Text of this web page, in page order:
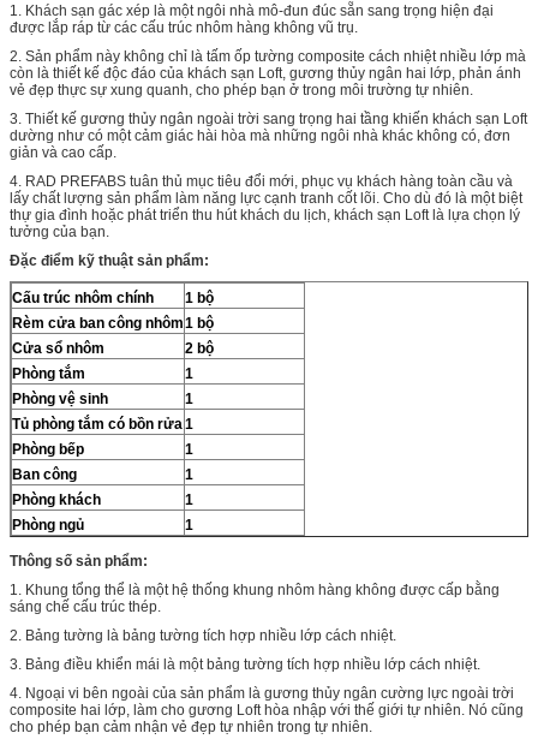
1. Khách sạn gác xép là một ngôi nhà mô-đun đúc sẵn sang trọng hiện đại
được lắp ráp từ các cấu trúc nhôm hàng không vũ trụ.
2. Sản phẩm này không chỉ là tấm ốp tường composite cách nhiệt nhiều lớp mà
còn là thiết kế độc đáo của khách sạn Loft, gương thủy ngân hai lớp, phản ánh
vẻ đẹp thực sự xung quanh, cho phép bạn ở trong môi trường tự nhiên.
3. Thiết kế gương thủy ngân ngoài trời sang trọng hai tầng khiến khách sạn Loft
dường như có một cảm giác hài hòa mà những ngôi nhà khác không có, đơn
giản và cao cấp.
4. RAD PREFABS tuân thủ mục tiêu đổi mới, phục vụ khách hàng toàn cầu và
lấy chất lượng sản phẩm làm năng lực cạnh tranh cốt lõi. Cho dù đó là một biệt
thự gia đình hoặc phát triển thu hút khách du lịch, khách sạn Loft là lựa chọn lý
tưởng của bạn.
Đặc điểm kỹ thuật sản phẩm:
Cấu trúc nhôm chính
1 bộ
Rèm cửa ban công nhôm1 bộ
Cửa sổ nhôm
2 bộ
Phòng tắm
1
Phòng vệ sinh
1
Tủ phòng tắm có bồn rửa1
Phòng bếp
1
Ban công
1
Phòng khách
1
Phòng ngủ
1
Thông số sản phẩm:
1. Khung tổng thể là một hệ thống khung nhôm hàng không được cấp bằng
sáng chế cấu trúc thép.
2. Bảng tường là bảng tường tích hợp nhiều lớp cách nhiệt.
3. Bảng điều khiển mái là một bảng tường tích hợp nhiều lớp cách nhiệt.
4. Ngoại vi bên ngoài của sản phẩm là gương thủy ngân cường lực ngoài trời
composite hai lớp, làm cho gương Loft hòa nhập với thế giới tự nhiên. Nó cũng
cho phép bạn cảm nhận vẻ đẹp tự nhiên trong tự nhiên.